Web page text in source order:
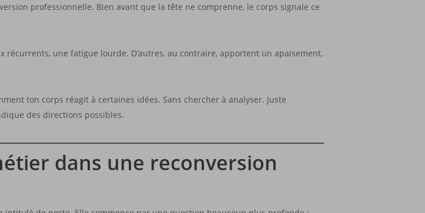
professionnelle. Bien avant que la tête ne comprenne, le corps signale ce
une fatigue lourde. D’autres, au contraire, apportent un apaisement,
ton corps réagit à certaines idées. Sans chercher à analyser. Juste
des directions possibles.
dans une reconversion